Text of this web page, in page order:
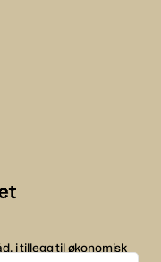
i tillegg til økonomisk